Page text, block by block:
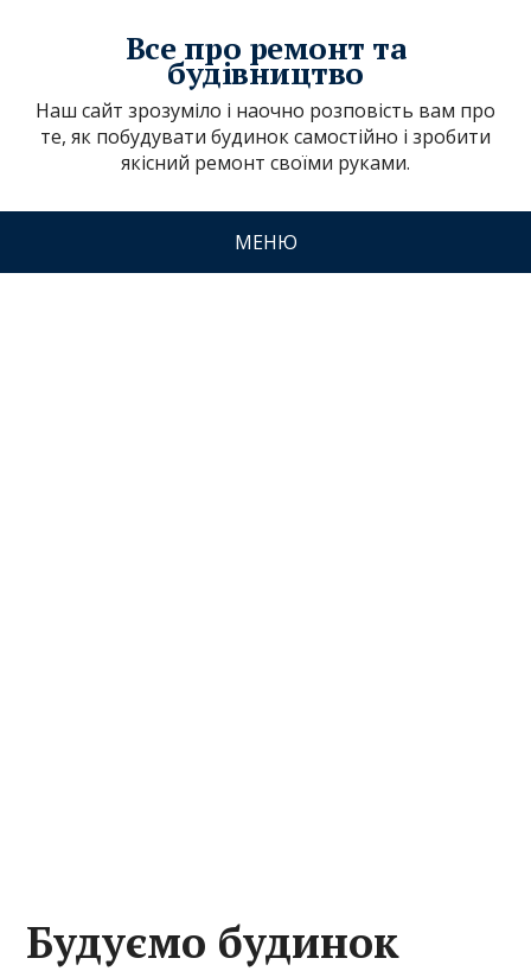
Все про ремонт та
будівництво
Наш сайт зрозуміло і наочно розповість вам про
те, як побудувати будинок самостійно і зробити
якісний ремонт своїми руками.
МЕНЮ
Будуємо будинок